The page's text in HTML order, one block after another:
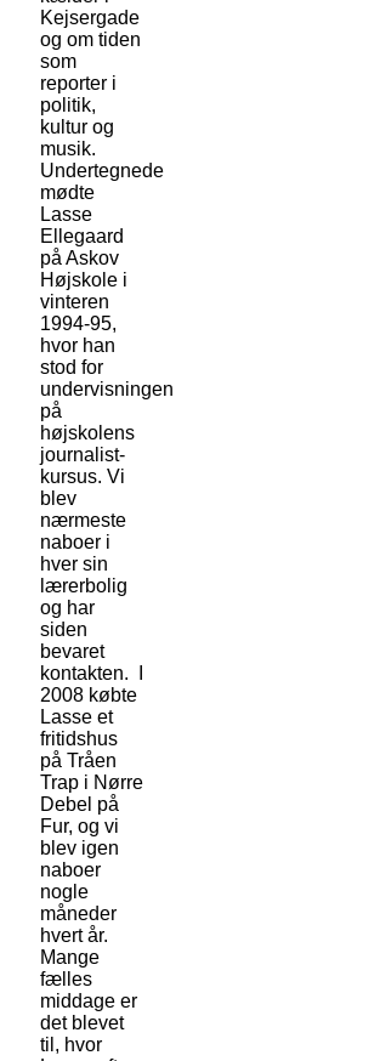
Kejsergade
og om tiden
som
reporter i
politik,
kultur og
musik.
Undertegnede
mødte
Lasse
Ellegaard
på Askov
Højskole i
vinteren
1994-95,
hvor han
stod for
undervisningen
på
højskolens
journalist-
kursus. Vi
blev
nærmeste
naboer i
hver sin
lærerbolig
og har
siden
bevaret
kontakten. I
2008 købte
Lasse et
fritidshus
på Tråen
Trap i Nørre
Debel på
Fur, og vi
blev igen
naboer
nogle
måneder
hvert år.
Mange
fælles
middage er
det blevet
til, hvor